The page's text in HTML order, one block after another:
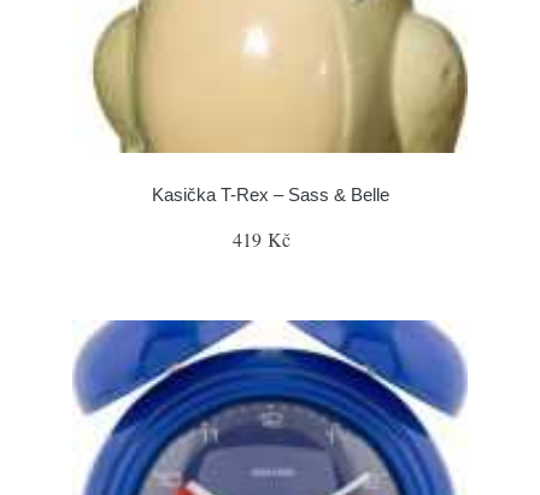
Kasička T-Rex – Sass & Belle
419 Kč